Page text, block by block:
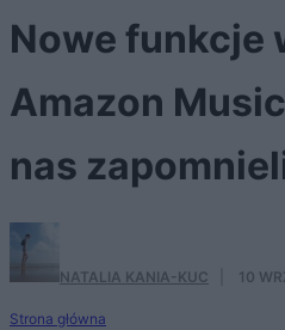
Nowe funkcje
Amazon
nas
NATALIA KANIA-KUC 10
Strona główna